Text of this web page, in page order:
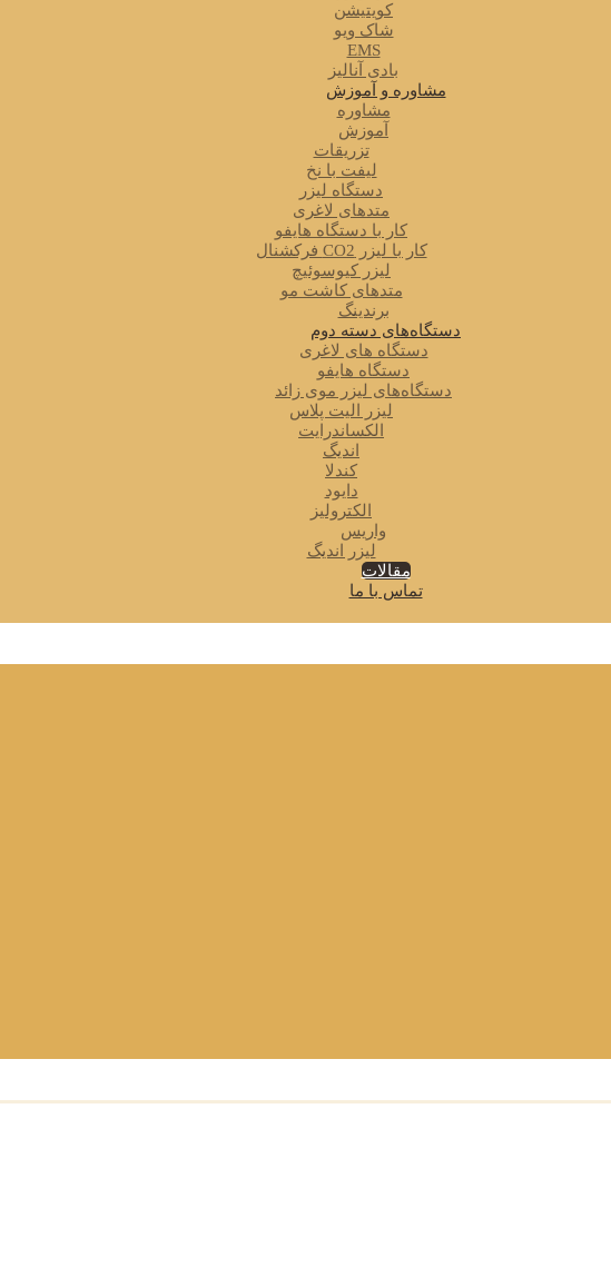
کویتیشن
شاک ویو
EMS
بادی آنالیز
مشاوره و آموزش
مشاوره
آموزش
تزریقات
لیفت با نخ
دستگاه لیزر
متدهای لاغری
کار با دستگاه هایفو
کار با لیزر CO2 فرکشنال
لیزر کیوسوئیچ
متدهای کاشت مو
برندینگ
دستگاه‌های دسته دوم
دستگاه های لاغری
دستگاه هایفو
دستگاه‌های لیزر موی زائد
لیزر الیت پلاس
الکساندرایت
اندیگ
کندلا
دایود
الکترولیز
واریس
لیزر اندیگ
مقالات
تماس با ما